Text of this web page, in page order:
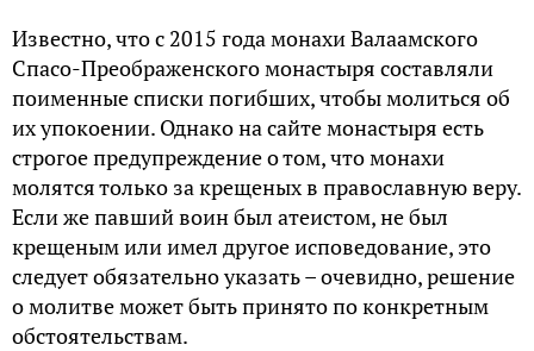
Известно, что с 2015 года монахи Валаамского
Спасо-Преображенского монастыря составляли
поименные списки погибших, чтобы молиться об
их упокоении. Однако на сайте монастыря есть
строгое предупреждение о том, что монахи
молятся только за крещеных в православную веру.
Если же павший воин был атеистом, не был
крещеным или имел другое исповедование, это
следует обязательно указать – очевидно, решение
о молитве может быть принято по конкретным
обстоятельствам.